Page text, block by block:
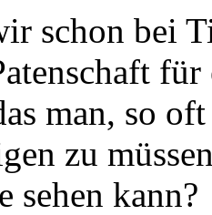
schon bei
man, so
zu
sehen kann?